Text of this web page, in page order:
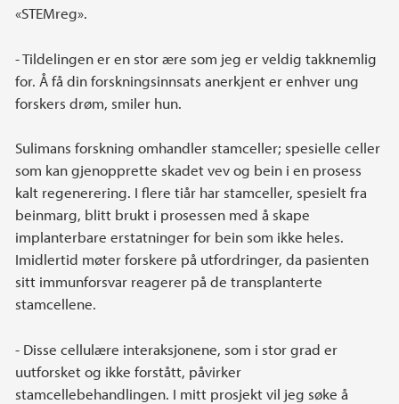
«STEMreg».
- Tildelingen er en stor ære som jeg er veldig takknemlig
for. Å få din forskningsinnsats anerkjent er enhver ung
forskers drøm, smiler hun.
Sulimans forskning omhandler stamceller; spesielle celler
som kan gjenopprette skadet vev og bein i en prosess
kalt regenerering. I flere tiår har stamceller, spesielt fra
beinmarg, blitt brukt i prosessen med å skape
implanterbare erstatninger for bein som ikke heles.
Imidlertid møter forskere på utfordringer, da pasienten
sitt immunforsvar reagerer på de transplanterte
stamcellene.
- Disse cellulære interaksjonene, som i stor grad er
uutforsket og ikke forstått, påvirker
stamcellebehandlingen. I mitt prosjekt vil jeg søke å